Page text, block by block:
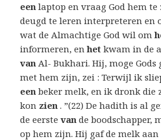
een laptop en vraag God hem te
deugd te leren interpreteren en
wat de Almachtige God wil om
informeren, enhet kwam in de
van Al- Bukhari. Hij, moge Gods
met hem zijn, zei : Terwijl ik
een beker melk, en ik dronk die
kon zien . ”(22) De hadith is al
de eerstevan de boodschapper,
op hem zijn. Hij gaf de melk